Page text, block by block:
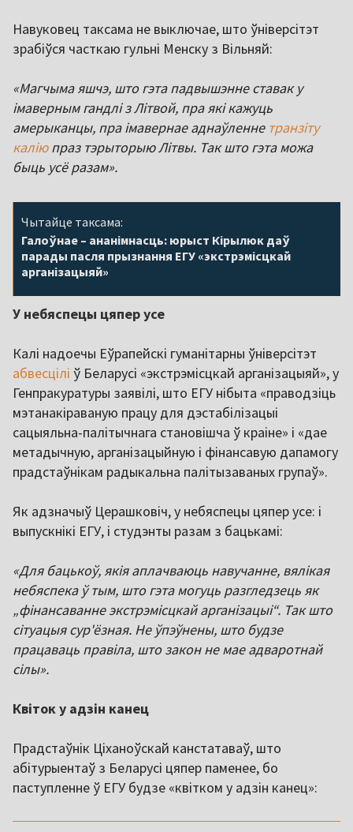
Навуковец таксама не выключае, што ўніверсітэт
зрабіўся часткаю гульні Менску з Вільняй:
«Магчыма яшчэ, што гэта падвышэнне ставак у
імаверным гандлі з Літвой, пра які кажуць
амерыканцы, пра імавернае аднаўленне транзіту
каліюпраз тэрыторыю Літвы. Так што гэта можа
быць усё разам».
Чытайце таксама:
Галоўнае – ананімнасць: юрыст Кірылюк даў
парады пасля прызнання ЕГУ «экстрэмісцкай
арганізацыяй»
У небяспецы цяпер усе
Калі надоечы Еўрапейскі гуманітарны ўніверсітэт
абвесцілі ў Беларусі «экстрэмісцкай арганізацыяй», у
Генпракуратуры заявілі, што ЕГУ нібыта «праводзіць
мэтанакіраваную працу для дэстабілізацыі
сацыяльна-палітычнага становішча ў краіне» і «дае
метадычную, арганізацыйную і фінансавую дапамогу
прадстаўнікам радыкальна палітызаваных групаў».
Як адзначыў Церашковіч, у небяспецы цяпер усе: і
выпускнікі ЕГУ, і студэнты разам з бацькамі:
«Для бацькоў, якія аплачваюць навучанне, вялікая
небяспека ў тым, што гэта могуць разгледзець як
„фінансаванне экстрэмісцкай арганізацыі“. Так што
сітуацыя сур'ёзная. Не ўпэўнены, што будзе
працаваць правіла, што закон не мае адваротнай
сілы».
Квіток у адзін канец
Прадстаўнік Ціханоўскай канстатаваў, што
абітурыентаў з Беларусі цяпер паменее, бо
паступленне ў ЕГУ будзе «квітком у адзін канец»: